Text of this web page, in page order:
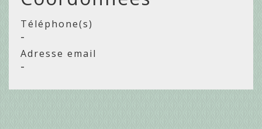
Téléphone(s)
-
Adresse email
-